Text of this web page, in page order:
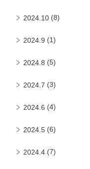
2024.10 (8)
2024.9 (1)
2024.8 (5)
2024.7 (3)
2024.6 (4)
2024.5 (6)
2024.4 (7)